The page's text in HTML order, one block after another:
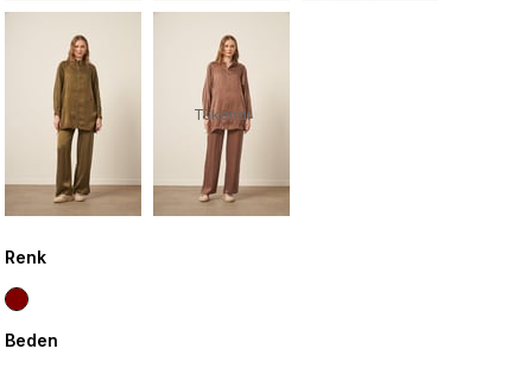
Tükendi
Renk
Beden